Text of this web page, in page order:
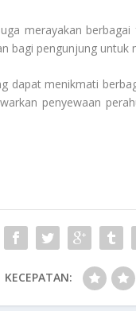
merayakan
bagi pengunjung untuk
dapat menikmati
penyewaan
KECEPATAN: